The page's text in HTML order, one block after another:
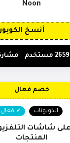
Noon
أنسخ
2659 مستخدم
خصم فعال
الكوبونات فعال
شاشات
المنتجات